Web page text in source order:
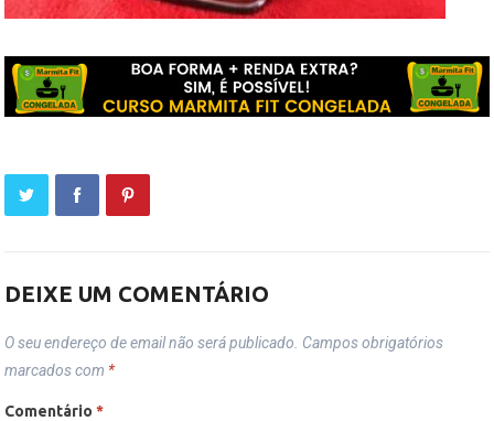
DEIXE UM COMENTÁRIO
O seu endereço de email não será publicado. Campos obrigatórios
marcados com *
Comentário*